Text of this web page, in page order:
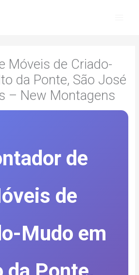
Móveis de Criado-
da Ponte, São José
– New Montagens
de
de
Mudo em